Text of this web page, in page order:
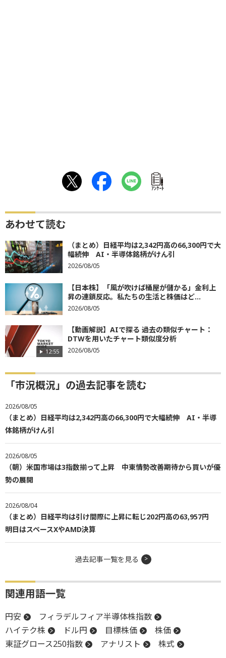
ｱﾝｹｰﾄ
あわせて読む
（まとめ）日経平均は2,342円高の66,300円で大
幅続伸 AI・半導体銘柄がけん引
2026/08/05
【日本株】「風が吹けば桶屋が儲かる」金利上
昇の連鎖反応。私たちの生活と株価はど...
2026/08/05
12:55
【動画解説】AIで探る 過去の類似チャート：
DTWを用いたチャート類似度分析
2026/08/05
「市況概況」の過去記事を読む
2026/08/05
（まとめ）日経平均は2,342円高の66,300円で大幅続伸 AI・半導
体銘柄がけん引
2026/08/05
（朝）米国市場は3指数揃って上昇 中東情勢改善期待から買いが優
勢の展開
2026/08/04
（まとめ）日経平均は引け間際に上昇に転じ202円高の63,957円
明日はスペースXやAMD決算
過去記事一覧を見る
関連用語一覧
円安
フィラデルフィア半導体株指数
ハイテク株
ドル円 目標株価
株価
東証グロース250指数
アナリスト
株式